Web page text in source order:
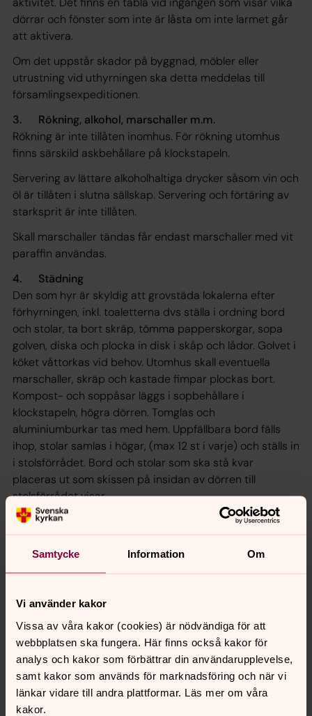
Samtycke Information Om
Vi använder kakor
Vissa av våra kakor (cookies) är nödvändiga för att
webbplatsen ska fungera. Här finns också kakor för
analys och kakor som förbättrar din användarupplevelse,
samt kakor som används för marknadsföring och när vi
länkar vidare till andra plattformar. Läs mer om våra
kakor.
dörrar och fönster som inte är låsta om inte larmet går
att aktivera.
Om det uppstår skador på byggnad, möbler eller
utrustning vid uthyrningen ska detta meddelas till
församlingsexpeditionen.
3. Rökning, alkohol, marschaller m.m.
Rökning är inte tillåten inomhus. För rökning utomhus
finns särskild askbehållare på klockstapeln.
Servering av lättare alkoholhaltiga drycker såsom vin och
öl är tillåten i slutna sällskap. Servering och förtäring av
starksprit är inte tillåten.
Skall marschaller tändas får endast marschaller med vit
paraffin användas.
4. Städning
Den som hyr är skyldig att grovstäda lokalerna efter
förhyrningen, inkl. toaletterna dvs ställa i ordning bord
och stolar, ta bort skräp, tömma papperskorgar, sopa
golven, diska och plocka in disk i skåp och lådor. Golvet i
köket våttorkas vid behov. Utomhus skall eventuella
marschaller, skräp och kastade fimpar plockas bort.
Kompost- och soppåsar läggs i sopbehållare i
klockstapeln, högra dörren. Tomglas och
aluminiumburkar tas med hem. Uppfällbara bord fälls
ihop, stolar samlas i högar, (max 12 st i varje) och ställs in
i stolsförrådet. Bord och stolar som ska stå kvar
placeras ut som skissen på insidan av dörren till
stolsförrådet visar.
OBSERVERA! Städning skall ske omedelbart för att
lokalen kan vara uthyrd till annan direkt efteråt eller
morgonen därpå.
5. Avbeställning
Lokal som inte har avbeställt senast en vecka före bokat
Lämna lokalerna i det skick som du själv vill finna dem.
Priser - samlingssalen
Lokal för samling efter dop i våra kyrkor är avgiftsfri upp